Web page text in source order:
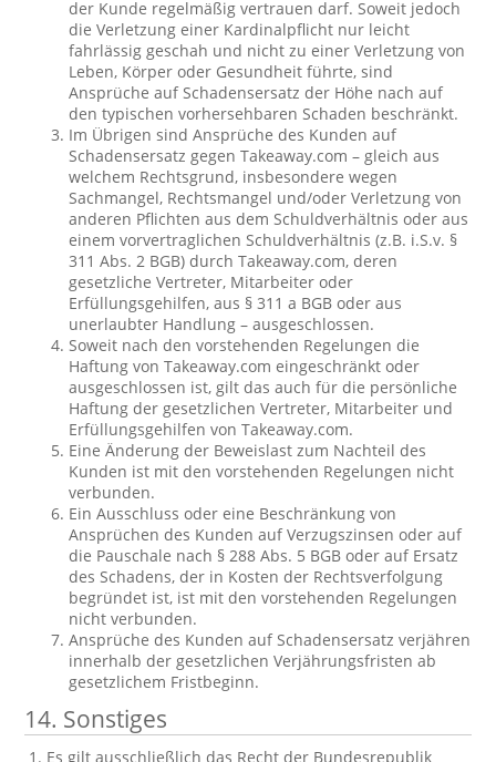
der Kunde regelmäßig vertrauen darf. Soweit jedoch
die Verletzung einer Kardinalpflicht nur leicht
fahrlässig geschah und nicht zu einer Verletzung von
Leben, Körper oder Gesundheit führte, sind
Ansprüche auf Schadensersatz der Höhe nach auf
den typischen vorhersehbaren Schaden beschränkt.
Im Übrigen sind Ansprüche des Kunden auf
Schadensersatz gegen Takeaway.com – gleich aus
welchem Rechtsgrund, insbesondere wegen
Sachmangel, Rechtsmangel und/oder Verletzung von
anderen Pflichten aus dem Schuldverhältnis oder aus
einem vorvertraglichen Schuldverhältnis (z.B. i.S.v. §
311 Abs. 2 BGB) durch Takeaway.com, deren
gesetzliche Vertreter, Mitarbeiter oder
Erfüllungsgehilfen, aus § 311 a BGB oder aus
unerlaubter Handlung – ausgeschlossen.
Soweit nach den vorstehenden Regelungen die
Haftung von Takeaway.com eingeschränkt oder
ausgeschlossen ist, gilt das auch für die persönliche
Haftung der gesetzlichen Vertreter, Mitarbeiter und
Erfüllungsgehilfen von Takeaway.com.
Eine Änderung der Beweislast zum Nachteil des
Kunden ist mit den vorstehenden Regelungen nicht
verbunden.
Ein Ausschluss oder eine Beschränkung von
Ansprüchen des Kunden auf Verzugszinsen oder auf
die Pauschale nach § 288 Abs. 5 BGB oder auf Ersatz
des Schadens, der in Kosten der Rechtsverfolgung
begründet ist, ist mit den vorstehenden Regelungen
nicht verbunden.
Ansprüche des Kunden auf Schadensersatz verjähren
innerhalb der gesetzlichen Verjährungsfristen ab
gesetzlichem Fristbeginn.
14. Sonstiges
Es gilt ausschließlich das Recht der Bundesrepublik